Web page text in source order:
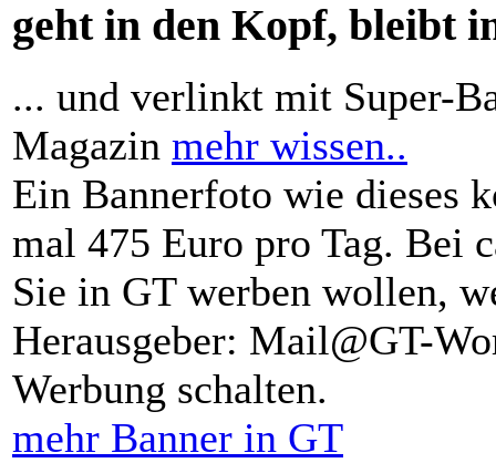
geht in den Kopf, bleibt
... und verlinkt mit Super-
Magazin mehr wissen..
Ein Bannerfoto wie dieses
mal 475 Euro pro Tag. Bei
Sie in GT werben wollen,
Herausgeber: Mail@GT-
Werbung schalten.
mehr Banner in GT